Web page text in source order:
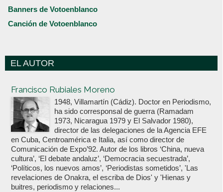
Banners de Votoenblanco
Canción de Votoenblanco
EL AUTOR
Francisco Rubiales Moreno
1948, Villamartín (Cádiz). Doctor en Periodismo,
ha sido corresponsal de guerra (Ramadam
1973, Nicaragua 1979 y El Salvador 1980),
director de las delegaciones de la Agencia EFE
en Cuba, Centroamérica e Italia, así como director de
Comunicación de Expo’92. Autor de los libros ‘China, nueva
cultura’, ‘El debate andaluz’, ‘Democracia secuestrada’,
‘Políticos, los nuevos amos’, ‘Periodistas sometidos’, 'Las
revelaciones de Onakra, el escriba de Dios' y 'Hienas y
buitres, periodismo y relaciones...